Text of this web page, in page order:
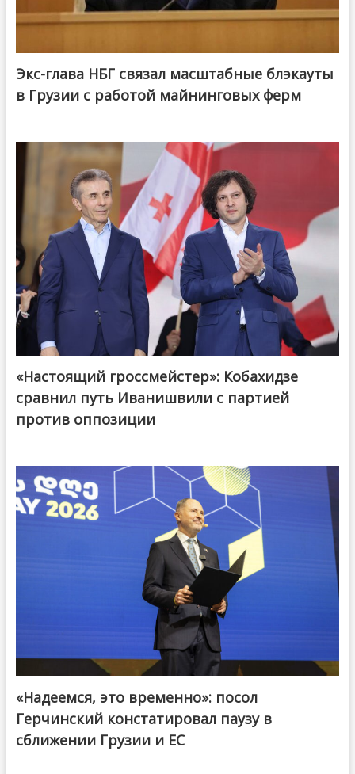
Экс-глава НБГ связал масштабные блэкауты
в Грузии с работой майнинговых ферм
@ქართული ოცნება / Georgian Dream
«Настоящий гроссмейстер»: Кобахидзе
сравнил путь Иванишвили с партией
против оппозиции
«Надеемся, это временно»: посол
Герчинский констатировал паузу в
сближении Грузии и ЕС